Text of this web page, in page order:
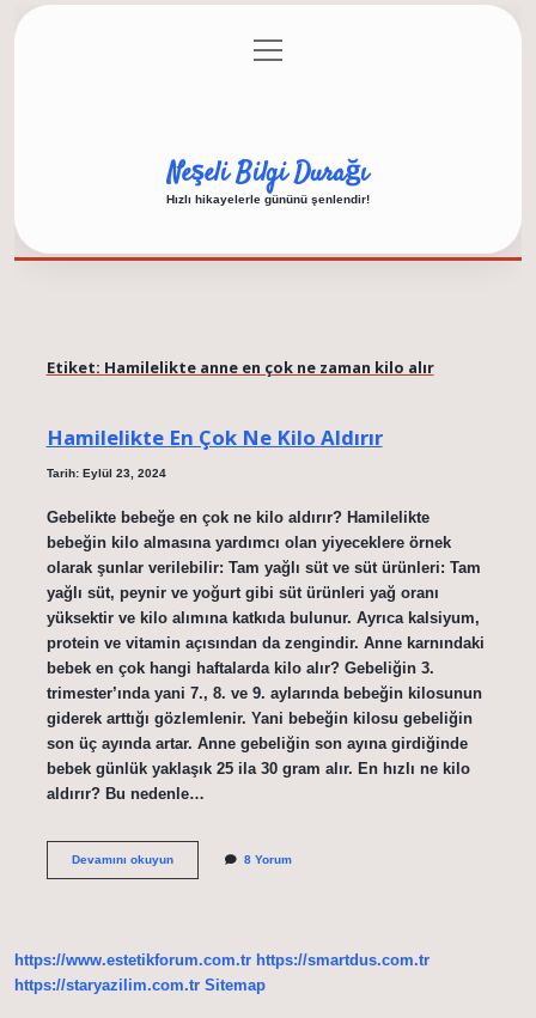
Gizlilik Politikası
menüyü
aç
Neşeli Bilgi Durağı
Hızlı hikayelerle gününü şenlendir!
Etiket: Hamilelikte anne en çok ne zaman kilo alır
Hamilelikte En Çok Ne Kilo Aldırır
Tarih: Eylül 23, 2024
Gebelikte bebeğe en çok ne kilo aldırır? Hamilelikte
bebeğin kilo almasına yardımcı olan yiyeceklere örnek
olarak şunlar verilebilir: Tam yağlı süt ve süt ürünleri: Tam
yağlı süt, peynir ve yoğurt gibi süt ürünleri yağ oranı
yüksektir ve kilo alımına katkıda bulunur. Ayrıca kalsiyum,
protein ve vitamin açısından da zengindir. Anne karnındaki
bebek en çok hangi haftalarda kilo alır? Gebeliğin 3.
trimester’ında yani 7., 8. ve 9. aylarında bebeğin kilosunun
giderek arttığı gözlemlenir. Yani bebeğin kilosu gebeliğin
son üç ayında artar. Anne gebeliğin son ayına girdiğinde
bebek günlük yaklaşık 25 ila 30 gram alır. En hızlı ne kilo
aldırır? Bu nedenle…
Devamını okuyunHamilelikte 8 Yorum
https://www.estetikforum.com.tr https://smartdus.com.tr
https://staryazilim.com.tr Sitemap